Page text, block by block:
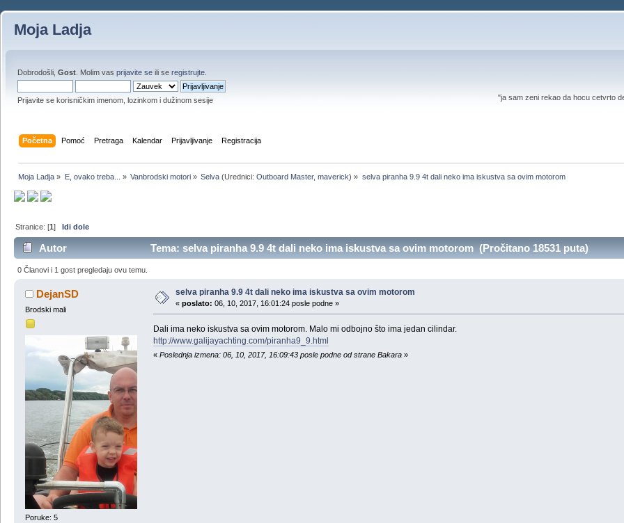
Moja Ladja
Dobrodošli, Gost . Molim vas prijavite se ili se registrujte
Prijavite se korisničkim imenom, lozinkom i dužinom sesije
"ja sam zeni rekao da hocu cetvrto
Početna Pomoć Pretraga Kalendar Prijavljivanje Registracija
Moja Ladja » E, ovako treba... » Vanbrodski motori» Selva (Urednici:Outboard Master,maverick) » selva piranha 9.9 4t dali neko ima iskustva sa ovim motorom
Stranice: [1]Idi dole
Autor Tema: selva piranha 9.9 4t dali neko ima iskustva sa ovim motorom (Pročitano 18531 puta)
0 Članovi i 1 gost pregledaju ovu temu.
DejanSD
Brodski mali
Poruke: 5
selva piranha 9.9 4t dali neko ima iskustva sa ovim motorom
« poslato: 06, 10, 2017, 16:01:24 posle podne »
Dali ima neko iskustva sa ovim motorom. Malo mi odbojno što ima jedan cilindar.
http://www.galijayachting.com/piranha9_9.html
« Poslednja izmena: 06, 10, 2017, 16:09:43 posle podne od strane Bakara»